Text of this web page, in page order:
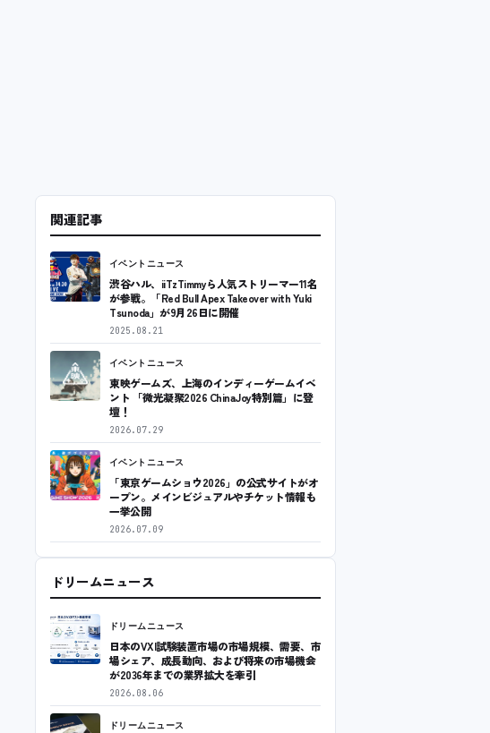
関連記事
イベントニュース
渋谷ハル、iiTzTimmyら人気ストリーマー11名
が参戦。「Red Bull Apex Takeover with Yuki
Tsunoda」が9月26日に開催
2025.08.21
イベントニュース
東映ゲームズ、上海のインディーゲームイベ
ント 「微光凝聚2026 ChinaJoy特別篇」に登
壇！
2026.07.29
イベントニュース
「東京ゲームショウ2026」の公式サイトがオ
ープン。メインビジュアルやチケット情報も
一挙公開
2026.07.09
ドリームニュース
ドリームニュース
日本のVXI試験装置市場の市場規模、需要、市
場シェア、成長動向、および将来の市場機会
が2036年までの業界拡大を牽引
2026.08.06
ドリームニュース